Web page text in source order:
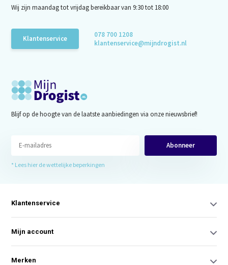
Wij zijn maandag tot vrijdag bereikbaar van 9:30 tot 18:00
Klantenservice
078 700 1208
klantenservice@mijndrogist.nl
Blijf op de hoogte van de laatste aanbiedingen via onze nieuwsbrief!
Abonneer
* Lees hier de wettelijke beperkingen
Klantenservice
Mijn account
Merken